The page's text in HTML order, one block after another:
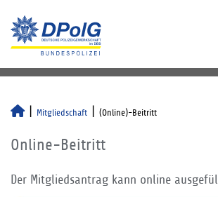
Mitgliedschaft (Online)-Beitritt
Online-Beitritt
Der Mitgliedsantrag kann online